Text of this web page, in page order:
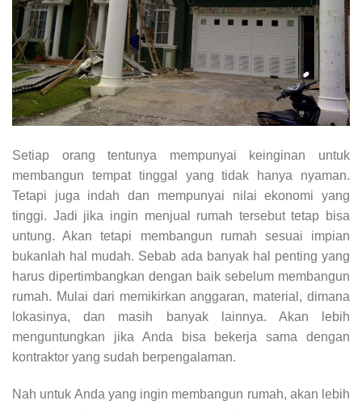
Setiap orang tentunya mempunyai keinginan untuk
membangun tempat tinggal yang tidak hanya nyaman.
Tetapi juga indah dan mempunyai nilai ekonomi yang
tinggi. Jadi jika ingin menjual rumah tersebut tetap bisa
untung. Akan tetapi membangun rumah sesuai impian
bukanlah hal mudah. Sebab ada banyak hal penting yang
harus dipertimbangkan dengan baik sebelum membangun
rumah. Mulai dari memikirkan anggaran, material, dimana
lokasinya, dan masih banyak lainnya. Akan lebih
menguntungkan jika Anda bisa bekerja sama dengan
kontraktor yang sudah berpengalaman.
Nah untuk Anda yang ingin membangun rumah, akan lebih